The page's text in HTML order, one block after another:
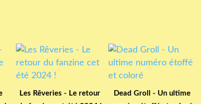
Les Rêveries - Le retour
Dead Groll - Un ultime